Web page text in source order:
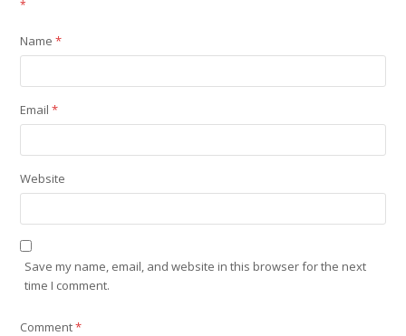
*
Name*
Email*
Website
Save my name, email, and website in this browser for the next
time I comment.
Comment*